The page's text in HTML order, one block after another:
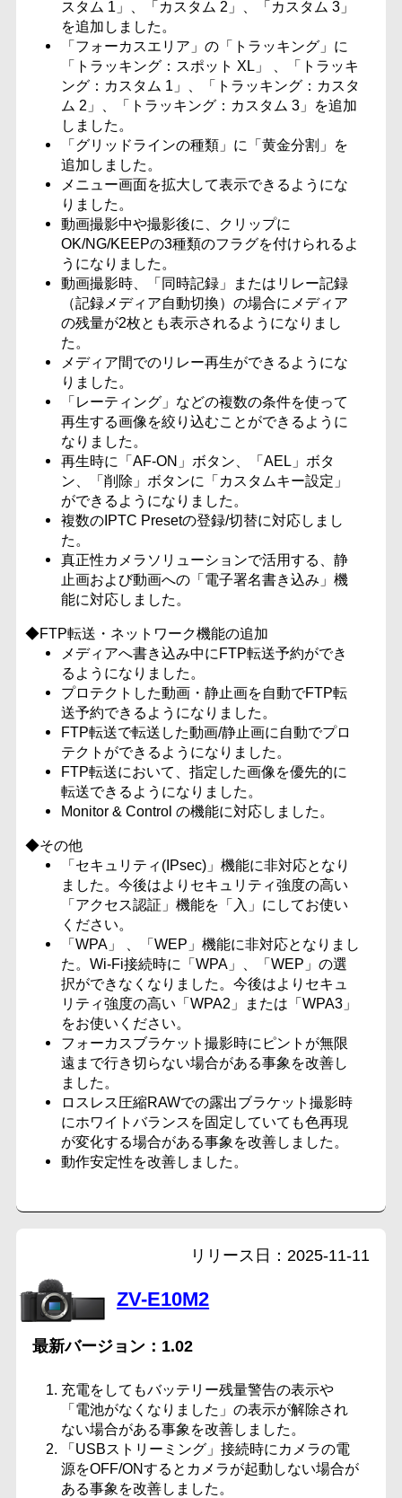
スタム 1」、「カスタム 2」、「カスタム 3」
を追加しました。
「フォーカスエリア」の「トラッキング」に
「トラッキング：スポット XL」 、「トラッキ
ング：カスタム 1」、「トラッキング：カスタ
ム 2」、「トラッキング：カスタム 3」を追加
しました。
「グリッドラインの種類」に「黄金分割」を
追加しました。
メニュー画面を拡大して表示できるようにな
りました。
動画撮影中や撮影後に、クリップに
OK/NG/KEEPの3種類のフラグを付けられるよ
うになりました。
動画撮影時、「同時記録」またはリレー記録
（記録メディア自動切換）の場合にメディア
の残量が2枚とも表示されるようになりまし
た。
メディア間でのリレー再生ができるようにな
りました。
「レーティング」などの複数の条件を使って
再生する画像を絞り込むことができるように
なりました。
再生時に「AF-ON」ボタン、「AEL」ボタ
ン、「削除」ボタンに「カスタムキー設定」
ができるようになりました。
複数のIPTC Presetの登録/切替に対応しまし
た。
真正性カメラソリューションで活用する、静
止画および動画への「電子署名書き込み」機
能に対応しました。
◆FTP転送・ネットワーク機能の追加
メディアへ書き込み中にFTP転送予約ができ
るようになりました。
プロテクトした動画・静止画を自動でFTP転
送予約できるようになりました。
FTP転送で転送した動画/静止画に自動でプロ
テクトができるようになりました。
FTP転送において、指定した画像を優先的に
転送できるようになりました。
Monitor & Control の機能に対応しました。
◆その他
「セキュリティ(IPsec)」機能に非対応となり
ました。今後はよりセキュリティ強度の高い
「アクセス認証」機能を「入」にしてお使い
ください。
「WPA」 、「WEP」機能に非対応となりまし
た。Wi-Fi接続時に「WPA」、「WEP」の選
択ができなくなりました。今後はよりセキュ
リティ強度の高い「WPA2」または「WPA3」
をお使いください。
フォーカスブラケット撮影時にピントが無限
遠まで行き切らない場合がある事象を改善し
ました。
ロスレス圧縮RAWでの露出ブラケット撮影時
にホワイトバランスを固定していても色再現
が変化する場合がある事象を改善しました。
動作安定性を改善しました。
ZV-E10M2
1.02
2025-11-11
充電をしてもバッテリー残量警告の表示や
「電池がなくなりました」の表示が解除され
ない場合がある事象を改善しました。
「USBストリーミング」接続時にカメラの電
源をOFF/ONするとカメラが起動しない場合が
ある事象を改善しました。